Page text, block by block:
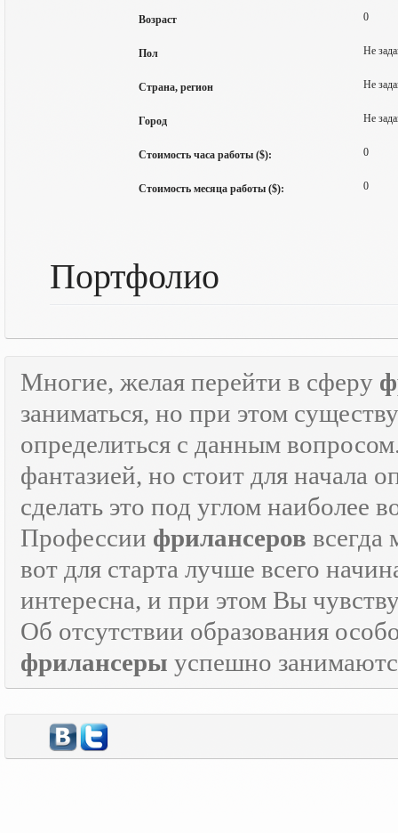
Возраст 0
Пол Не
Страна, регион Не
Город Не
Стоимость часа работы ($): 0
Стоимость месяца работы ($): 0
Портфолио
Многие, желая перейти в сферу
заниматься, но при этом
определиться с данным
фантазией, но стоит для начала
сделать это под углом наиболее
Профессии фрилансеров
вот для старта лучше всего
интересна, и при этом Вы
Об отсутствии образования
фрилансеры успешно